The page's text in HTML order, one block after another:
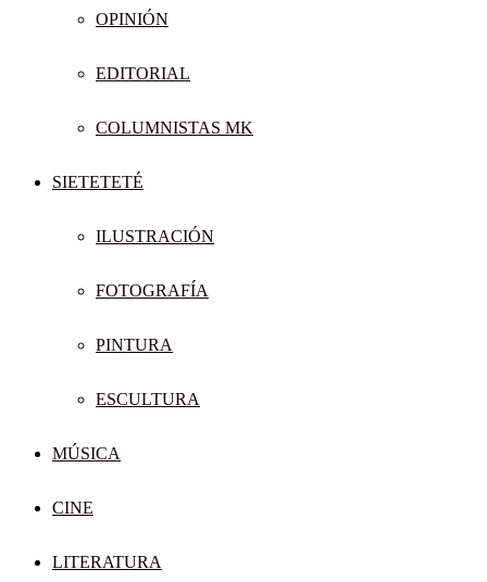
OPINIÓN
EDITORIAL
COLUMNISTAS MK
SIETETETÉ
ILUSTRACIÓN
FOTOGRAFÍA
PINTURA
ESCULTURA
MÚSICA
CINE
LITERATURA